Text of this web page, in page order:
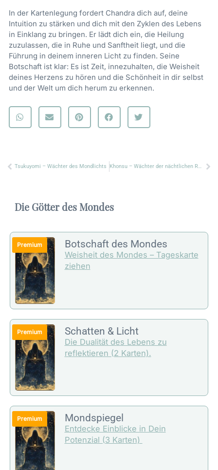
In der Kartenlegung fordert Chandra dich auf, deine
Intuition zu stärken und dich mit den Zyklen des Lebens
in Einklang zu bringen. Er lädt dich ein, die Heilung
zuzulassen, die in Ruhe und Sanftheit liegt, und die
Führung in deinem inneren Licht zu finden. Seine
Botschaft ist klar: Es ist Zeit, innezuhalten, die Weisheit
deines Herzens zu hören und die Schönheit in dir selbst
und der Welt um dich herum zu erkennen.
Zurück
Tsukuyomi – Wächter des Mondlichts Khonsu – Wächter der nächtlichen Reise
Die Götter des Mondes
Botschaft des Mondes
Weisheit des Mondes – Tageskarte
ziehen
Schatten & Licht
Die Dualität des Lebens zu
reflektieren (2 Karten).
Mondspiegel
Entdecke Einblicke in Dein
Potenzial (3 Karten)